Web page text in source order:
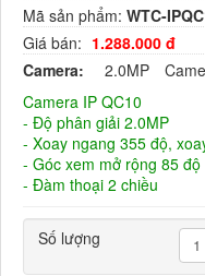
Mã sản phẩm: WTC-
Giá bán: 1.288.000 đ
Camera:
2.0MP
Camera IP QC10
- Độ phân giải 2.0MP
- Xoay ngang 355 độ,
- Góc xem mở rộng 85 độ
- Đàm thoại 2 chiều
Số lượng